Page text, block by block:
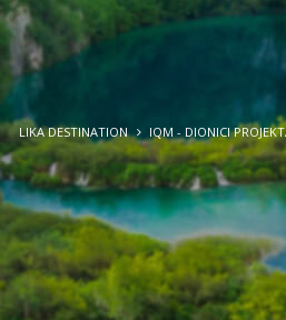
LIKA DESTINATION IQM - DIONICI